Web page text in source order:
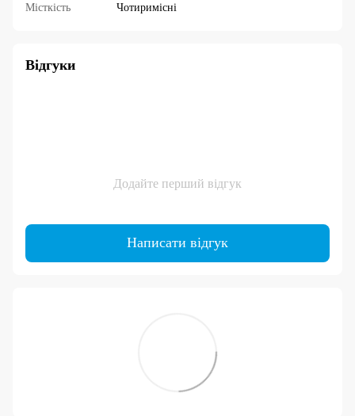
Місткість
Чотиримісні
Відгуки
Додайте перший відгук
Написати відгук